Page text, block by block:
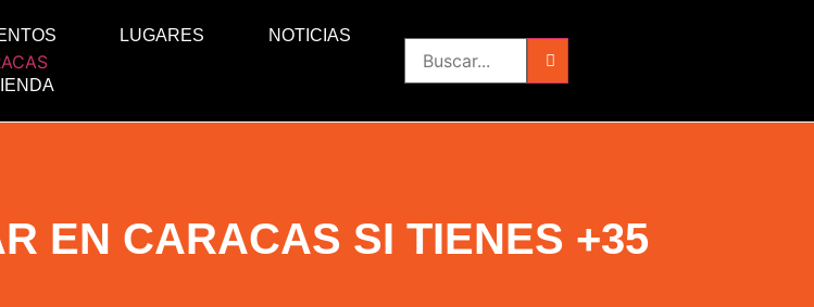
LUGARES NOTICIAS
EN CARACAS SI TIENES +35